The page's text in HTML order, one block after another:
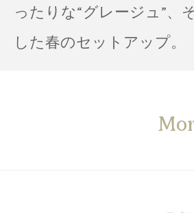
ったりな“グレージュ”、
した春のセットアップ。